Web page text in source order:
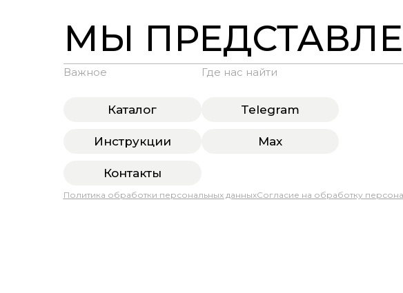
МЫ
Важное
Каталог
Инструкции
Контакты
Где нас найти
Telegram
Max
Политика обработки персональных данныхСогласие на обработку